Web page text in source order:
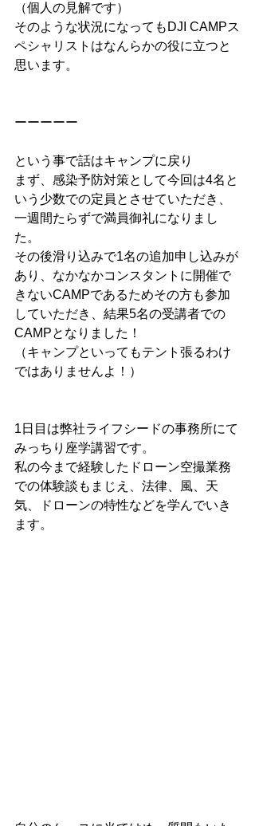
（個人の見解です）
そのような状況になってもDJI CAMPス
ペシャリストはなんらかの役に立つと
思います。
ーーーーー
という事で話はキャンプに戻り
まず、感染予防対策として今回は4名と
いう少数での定員とさせていただき、
一週間たらずで満員御礼になりまし
た。
その後滑り込みで1名の追加申し込みが
あり、なかなかコンスタントに開催で
きないCAMPであるためその方も参加
していただき、結果5名の受講者での
CAMPとなりました！
（キャンプといってもテント張るわけ
ではありませんよ！）
1日目は弊社ライフシードの事務所にて
みっちり座学講習です。
私の今まで経験したドローン空撮業務
での体験談もまじえ、法律、風、天
気、ドローンの特性などを学んでいき
ます。